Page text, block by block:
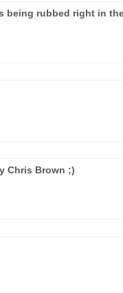
being rubbed right in
Chris Brown ;)